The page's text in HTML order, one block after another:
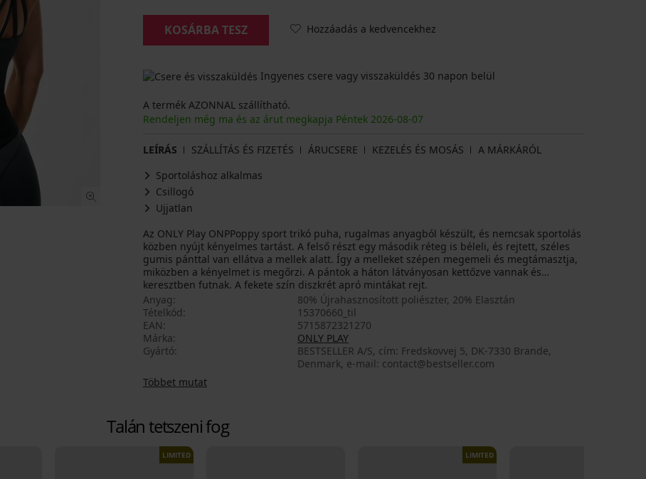
KOSÁRBA TESZ Hozzáadás a kedvencekhez
Ingyenes csere vagy visszaküldés 30 napon belül
A termék AZONNAL szállítható.
Rendeljen még ma és az árut megkapja Péntek 2026-08-07
LEÍRÁS SZÁLLÍTÁS ÉS FIZETÉS ÁRUCSERE KEZELÉS ÉS MOSÁS
A MÁRKÁRÓL
Sportoláshoz alkalmas
Csillogó
Ujjatlan
Az ONLY Play ONPPoppy sport trikó puha, rugalmas anyagból készült, és nemcsak sportolás
közben nyújt kényelmes tartást. A felső részt egy második réteg is béleli, és rejtett, széles
gumis pánttal van ellátva a mellek alatt. Így a melleket szépen megemeli és megtámasztja,
miközben a kényelmet is megőrzi. A pántok a háton látványosan kettőzve vannak és
keresztben futnak. A fekete szín diszkrét apró mintákat rejt.
Anyag
80% Újrahasznosított poliészter, 20% Elasztán
Tételkód
15370660_til
EAN
5715872321270
Márka
ONLY PLAY
Gyártó
BESTSELLER A/S, cím: Fredskovvej 5, DK-7330 Brande,
Denmark, e-mail: contact@bestseller.com
Többet mutat
Talán tetszeni fog
LIMITED LIMITED